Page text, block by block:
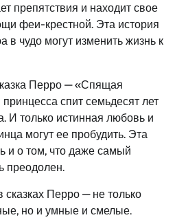
препятствия и находит свое
феи-крестной. Эта история
в чудо могут изменить жизнь к
Перро — «Спящая
спит семьдесят лет
И только истинная любовь и
могут ее пробудить. Эта
и о том, что даже самый
преодолен.
Перро — не только
но и умные и смелые.